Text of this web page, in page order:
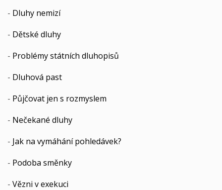
- Dluhy nemizí
- Dětské dluhy
- Problémy státních dluhopisů
- Dluhová past
- Půjčovat jen s rozmyslem
- Nečekané dluhy
- Jak na vymáhání pohledávek?
- Podoba směnky
- Vězni v exekuci